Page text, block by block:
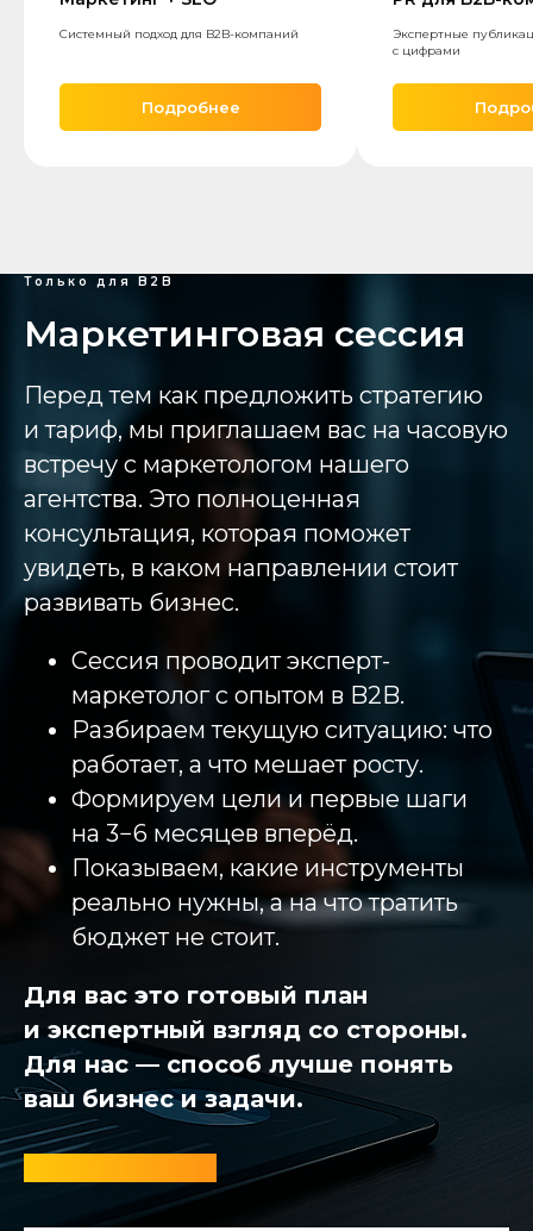
Системный подход для B2B-компаний
Подробнее
Экспертные
с цифрами
Только для B2B
Маркетинговая сессия
Перед тем как предложить стратегию
и тариф, мы приглашаем вас на часовую
встречу с маркетологом нашего
агентства. Это полноценная
консультация, которая поможет
увидеть, в каком направлении стоит
развивать бизнес.
Сессия проводит эксперт-
маркетолог с опытом в B2B.
Разбираем текущую ситуацию: что
работает, а что мешает росту.
Формируем цели и первые шаги
на 3−6 месяцев вперёд.
Показываем, какие инструменты
реально нужны, а на что тратить
бюджет не стоит.
Для вас это готовый план
и экспертный взгляд со стороны.
Для нас — способ лучше понять
ваш бизнес и задачи.